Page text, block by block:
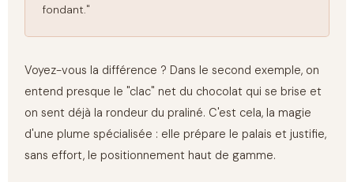
fondant."
Voyez-vous la différence ? Dans le second exemple, on
entend presque le "clac" net du chocolat qui se brise et
on sent déjà la rondeur du praliné. C'est cela, la magie
d'une plume spécialisée : elle prépare le palais et justifie,
sans effort, le positionnement haut de gamme.